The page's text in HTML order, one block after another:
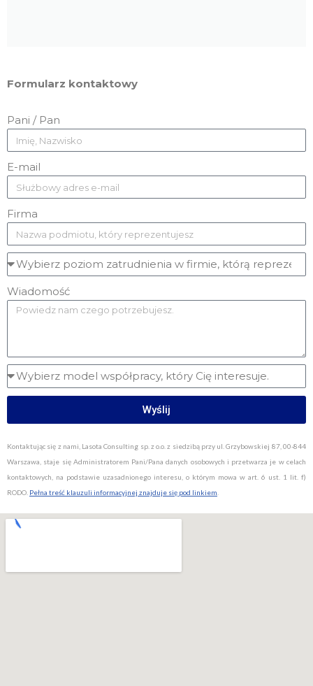
Formularz kontaktowy
Pani / Pan
E-mail
Firma
Wiadomość
Wyślij
Kontaktując się z nami, Lasota Consulting sp. z o.o. z siedzibą przy ul. Grzybowskiej 87, 00-844
Warszawa, staje się Administratorem Pani/Pana danych osobowych i przetwarza je w celach
kontaktowych, na podstawie uzasadnionego interesu, o którym mowa w art. 6 ust. 1 lit. f)
RODO. Pełna treść klauzuli informacyjnej znajduje się pod linkiem